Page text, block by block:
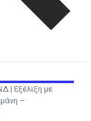
| Εξέλιξη με
–